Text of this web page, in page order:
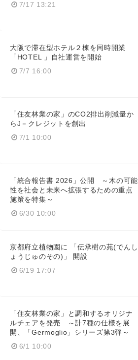
7/17 13:21
大阪で滞在型ホテル２棟を同時開業
「HOTEL 」自社運営を開始
7/7 16:00
「住友林業の家」のCO2排出削減量か
らJ－クレジットを創出
7/1 10:00
「統合報告書 2026」公開 ～木の可能
性を社会と未来へ拡張するための重点
施策を特集～
6/30 10:00
京都府立植物園に 「伝承樹の苑(でんし
ょうじゅのその)」 開設
6/19 17:07
「住友林業の家」と調和するオリジナ
ルチェアを発売 ～計7種の仕様を展
開、「Germoglio」シリーズ第3弾～
6/1 10:00